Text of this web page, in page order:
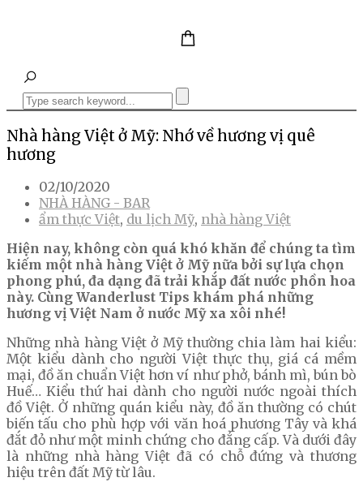
Nhà hàng Việt ở Mỹ: Nhớ về hương vị quê
hương
02/10/2020
NHÀ HÀNG - BAR
ẩm thực Việt, du lịch Mỹ, nhà hàng Việt
Hiện nay, không còn quá khó khăn để chúng ta tìm
kiếm một nhà hàng Việt ở Mỹ nữa bởi sự lựa chọn
phong phú, đa dạng đã trải khắp đất nước phồn hoa
này. Cùng Wanderlust Tips khám phá những
hương vị Việt Nam ở nước Mỹ xa xôi nhé!
Những nhà hàng Việt ở Mỹ thường chia làm hai kiểu:
Một kiểu dành cho người Việt thực thụ, giá cá mềm
mại, đồ ăn chuẩn Việt hơn ví như phở, bánh mì, bún bò
Huế… Kiểu thứ hai dành cho người nước ngoài thích
đồ Việt. Ở những quán kiểu này, đồ ăn thường có chút
biến tấu cho phù hợp với văn hoá phương Tây và khá
đắt đỏ như một minh chứng cho đẳng cấp. Và dưới đây
là những nhà hàng Việt đã có chỗ đứng và thương
hiệu trên đất Mỹ từ lâu.